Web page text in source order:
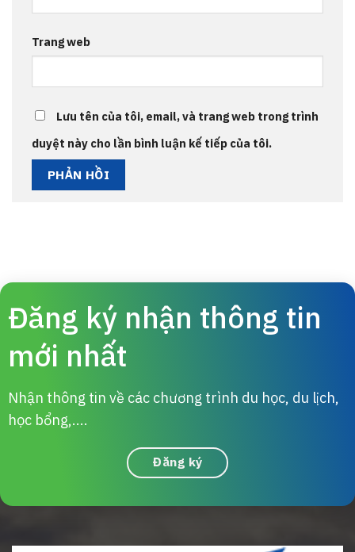
Trang web
Lưu tên của tôi, email, và trang web trong trình
duyệt này cho lần bình luận kế tiếp của tôi.
Đăng ký nhận thông tin
mới nhất
Nhận thông tin về các chương trình du học, du lịch,
học bổng,....
Đăng ký